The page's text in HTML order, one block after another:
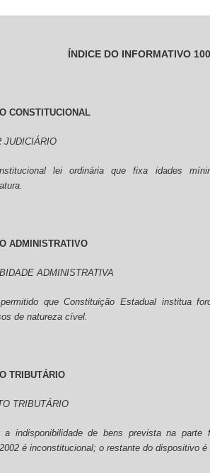
ÍNDICE DO INFORMATIVO
CONSTITUCIONAL
JUDICIÁRIO
lei ordinária que fixa idades
ADMINISTRATIVO
ADMINISTRATIVA
que Constituição Estadual institua
de natureza cível.
TRIBUTÁRIO
TRIBUTÁRIO
a indisponibilidade de bens prevista na
é inconstitucional; o restante do dispositivo é